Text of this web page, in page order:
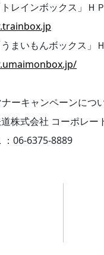
レインボックス」ＨＰ
まいもんボックス」
ーキャンペーンにつ
株式会社 コーポレー
：06-6375-8889